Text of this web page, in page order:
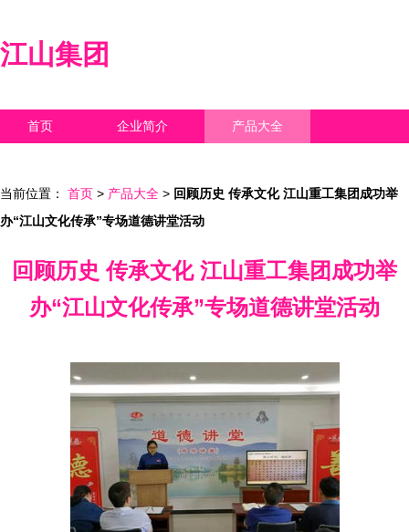
江山集团
首页 企业简介 产品大全
当前位置： 首页 > 产品大全 > 回顾历史 传承文化 江山重工集团成功举
办“江山文化传承”专场道德讲堂活动
回顾历史 传承文化 江山重工集团成功举
办“江山文化传承”专场道德讲堂活动